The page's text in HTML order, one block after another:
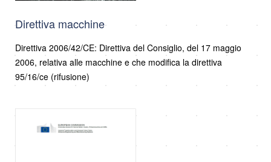
Direttiva macchine
Direttiva 2006/42/CE: Direttiva del Consiglio, del 17 maggio
2006, relativa alle macchine e che modifica la direttiva
95/16/ce (rifusione)